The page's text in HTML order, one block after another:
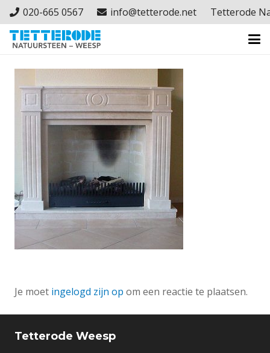
020-665 0567 info@tetterode.net Tetterode
Je moet ingelogd zijn op om een reactie te plaatsen.
Tetterode Weesp